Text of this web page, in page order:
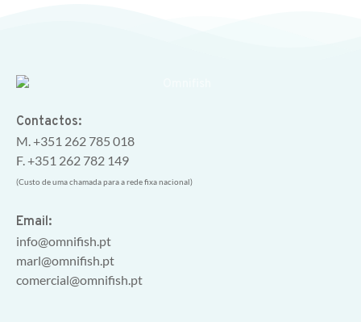
Contactos:
M. +351 262 785 018
F. +351 262 782 149
(Custo de uma chamada para a rede fixa nacional)
Email:
info@omnifish.pt
marl@omnifish.pt
comercial@omnifish.pt